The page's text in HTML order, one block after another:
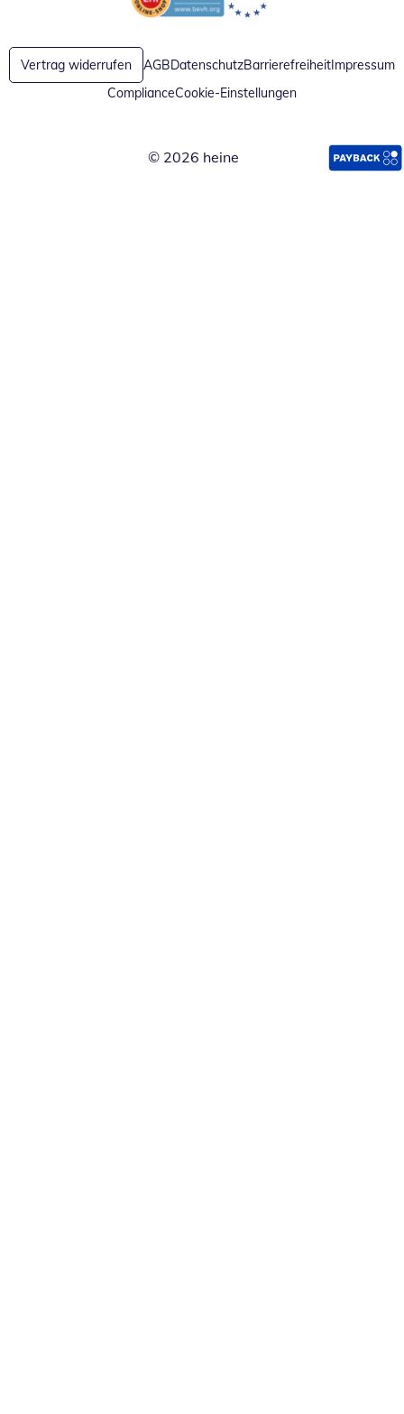
Öffnet in neuem FensterÖffnet in neuem Fenster
Vertrag widerrufen AGBDatenschutzBarrierefreiheitImpressum
ComplianceCookie-Einstellungen
© 2026 heine